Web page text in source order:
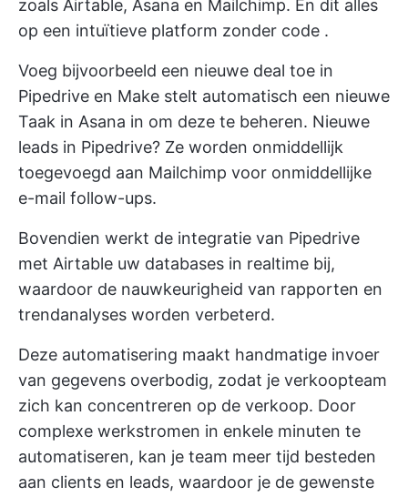
zoals Airtable, Asana en Mailchimp. En dit alles
op een intuïtieve platform zonder code .
Voeg bijvoorbeeld een nieuwe deal toe in
Pipedrive en Make stelt automatisch een nieuwe
Taak in Asana in om deze te beheren. Nieuwe
leads in Pipedrive? Ze worden onmiddellijk
toegevoegd aan Mailchimp voor onmiddellijke
e-mail follow-ups.
Bovendien werkt de integratie van Pipedrive
met Airtable uw databases in realtime bij,
waardoor de nauwkeurigheid van rapporten en
trendanalyses worden verbeterd.
Deze automatisering maakt handmatige invoer
van gegevens overbodig, zodat je verkoopteam
zich kan concentreren op de verkoop. Door
complexe werkstromen in enkele minuten te
automatiseren, kan je team meer tijd besteden
aan clients en leads, waardoor je de gewenste